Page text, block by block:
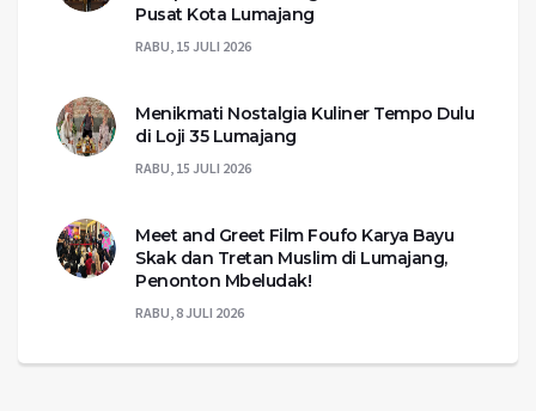
Pusat Kota Lumajang
RABU, 15 JULI 2026
Menikmati Nostalgia Kuliner Tempo Dulu
di Loji 35 Lumajang
RABU, 15 JULI 2026
Meet and Greet Film Foufo Karya Bayu
Skak dan Tretan Muslim di Lumajang,
Penonton Mbeludak!
RABU, 8 JULI 2026